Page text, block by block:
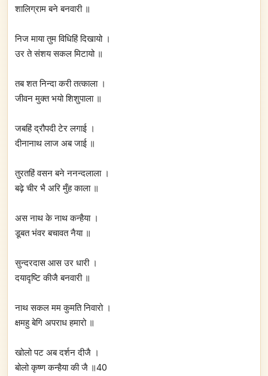
शालिग्राम बने बनवारी ॥
निज माया तुम विधिहिं दिखायो ।
उर ते संशय सकल मिटायो ॥
तब शत निन्दा करी तत्काला ।
जीवन मुक्त भयो शिशुपाला ॥
जबहिं द्रौपदी टेर लगाई ।
दीनानाथ लाज अब जाई ॥
तुरतहिं वसन बने ननन्दलाला ।
बढ़े चीर भै अरि मुँह काला ॥
अस नाथ के नाथ कन्हैया ।
डूबत भंवर बचावत नैया ॥
सुन्दरदास आस उर धारी ।
दयादृष्टि कीजै बनवारी ॥
नाथ सकल मम कुमति निवारो ।
क्षमहु बेगि अपराध हमारो ॥
खोलो पट अब दर्शन दीजै ।
बोलो कृष्ण कन्हैया की जै ॥40